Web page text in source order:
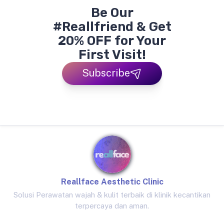
Be Our
#Reallfriend & Get
20% OFF for Your
First Visit!
Subscribe
Reallface Aesthetic Clinic
Solusi Perawatan wajah & kulit terbaik di klinik kecantikan
terpercaya dan aman.